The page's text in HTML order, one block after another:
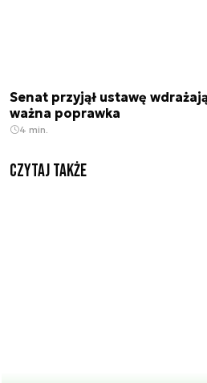
Senat przyjął ustawę
ważna poprawka
4 min.
Czytaj także